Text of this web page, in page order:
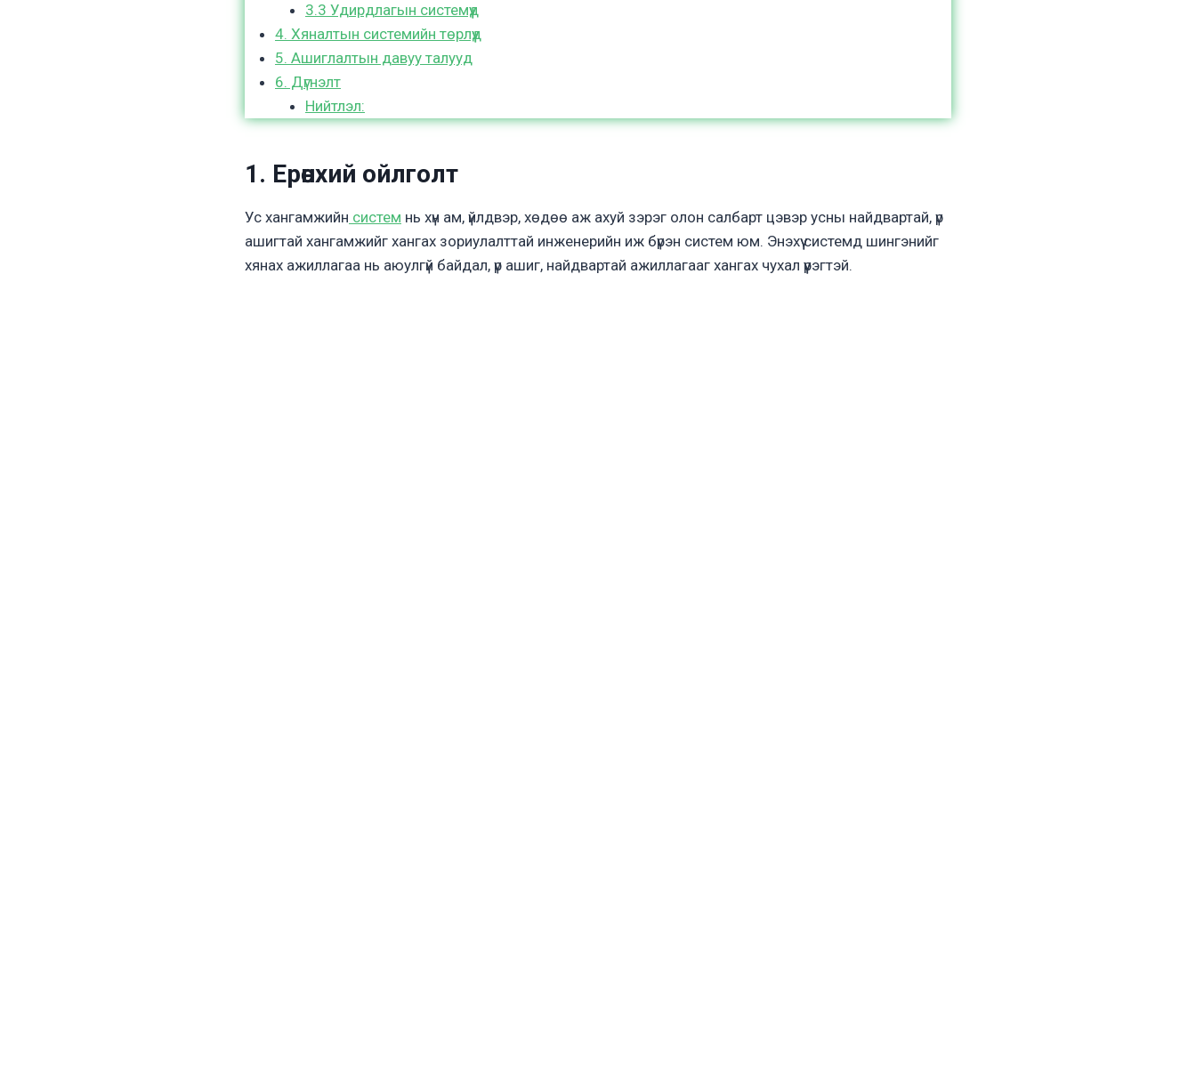
3.3 Удирдлагын системүүд
4. Хяналтын системийн төрлүүд
5. Ашиглалтын давуу талууд
6. Дүгнэлт
Нийтлэл:
1. Ерөнхий ойлголт
Ус хангамжийн систем нь хүн ам, үйлдвэр, хөдөө аж ахуй зэрэг олон салбарт цэвэр усны найдвартай, үр
ашигтай хангамжийг хангах зориулалттай инженерийн иж бүрэн систем юм. Энэхүү системд шингэнийг
хянах ажиллагаа нь аюулгүй байдал, үр ашиг, найдвартай ажиллагааг хангах чухал үүрэгтэй.